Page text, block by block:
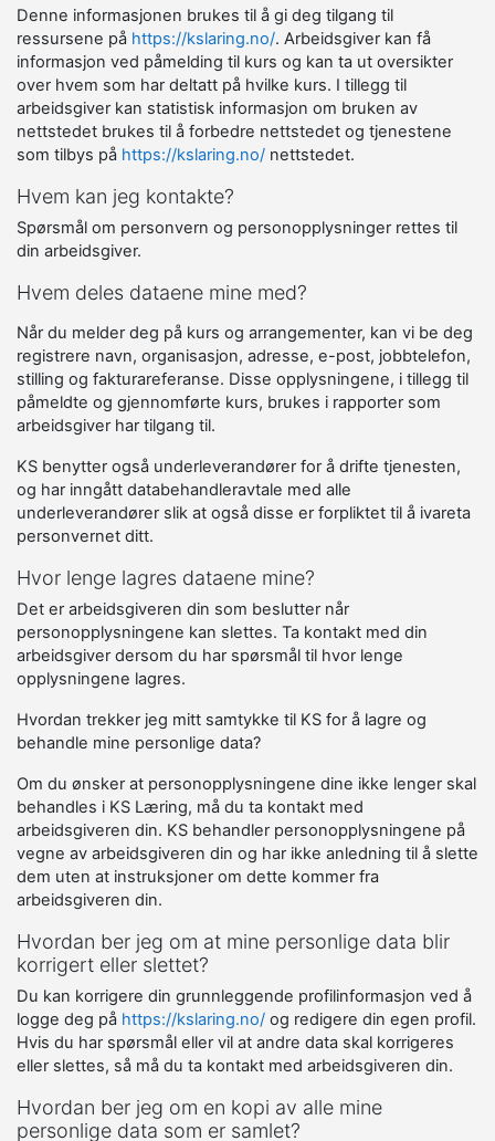
Denne informasjonen brukes til å gi deg tilgang til
ressursene på https://kslaring.no/. Arbeidsgiver kan få
informasjon ved påmelding til kurs og kan ta ut oversikter
over hvem som har deltatt på hvilke kurs. I tillegg til
arbeidsgiver kan statistisk informasjon om bruken av
nettstedet brukes til å forbedre nettstedet og tjenestene
som tilbys på https://kslaring.no/ nettstedet.
Hvem kan jeg kontakte?
Spørsmål om personvern og personopplysninger rettes til
din arbeidsgiver.
Hvem deles dataene mine med?
Når du melder deg på kurs og arrangementer, kan vi be deg
registrere navn, organisasjon, adresse, e-post, jobbtelefon,
stilling og fakturareferanse. Disse opplysningene, i tillegg til
påmeldte og gjennomførte kurs, brukes i rapporter som
arbeidsgiver har tilgang til.
KS benytter også underleverandører for å drifte tjenesten,
og har inngått databehandleravtale med alle
underleverandører slik at også disse er forpliktet til å ivareta
personvernet ditt.
Hvor lenge lagres dataene mine?
Det er arbeidsgiveren din som beslutter når
personopplysningene kan slettes. Ta kontakt med din
arbeidsgiver dersom du har spørsmål til hvor lenge
opplysningene lagres.
Hvordan trekker jeg mitt samtykke til KS for å lagre og
behandle mine personlige data?
Om du ønsker at personopplysningene dine ikke lenger skal
behandles i KS Læring, må du ta kontakt med
arbeidsgiveren din. KS behandler personopplysningene på
vegne av arbeidsgiveren din og har ikke anledning til å slette
dem uten at instruksjoner om dette kommer fra
arbeidsgiveren din.
Hvordan ber jeg om at mine personlige data blir
korrigert eller slettet?
Du kan korrigere din grunnleggende profilinformasjon ved å
logge deg på https://kslaring.no/ og redigere din egen profil.
Hvis du har spørsmål eller vil at andre data skal korrigeres
eller slettes, så må du ta kontakt med arbeidsgiveren din.
Hvordan ber jeg om en kopi av alle mine
personlige data som er samlet?